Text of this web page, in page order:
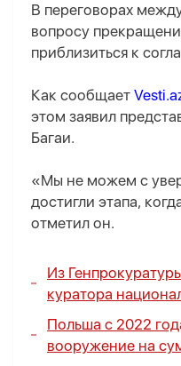
В переговорах
вопросу
приблизиться к
Как сообщает
этом заявил
Багаи.
«Мы не можем с
достигли этапа,
отметил он.
Из
куратора
Польша с 2022
вооружение на